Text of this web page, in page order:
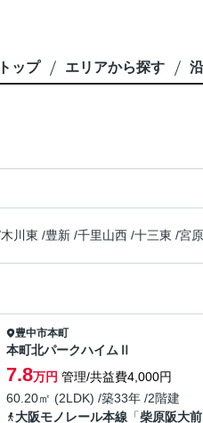
トップ エリアから探す
木川東 /豊新 /千里山西 /十三東 /宮原
豊中市本町
本町北パークハイムⅡ
7.8万円 管理/共益費4,000円
60.20㎡ (2LDK) /築33年 /2階建
大阪モノレール本線 「柴原阪大前